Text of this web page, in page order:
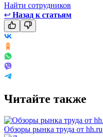
Найти сотрудников
↩ Назад к статьям
Читайте также
Обзоры рынка труда от hh.ru